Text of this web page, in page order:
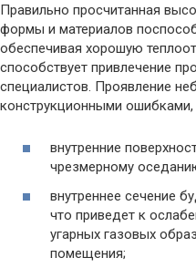
Правильно просчитанная
формы и материалов
обеспечивая хорошую
способствует привлечение
специалистов. Проявление
конструкционными ошибками,
внутренние
чрезмерному
внутреннее сечение
что приведет к
угарных газовых
помещения;